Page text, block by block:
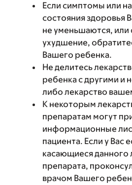
Если симптомы или
состояния здоровья
не уменьшаются, или
ухудшение,
Вашего ребенка.
Не делитесь
ребенка с другими и
либо лекарство
К некоторым
препаратам могут
информационные
пациента. Если у Вас
касающиеся данного
препарата,
врачом Вашего